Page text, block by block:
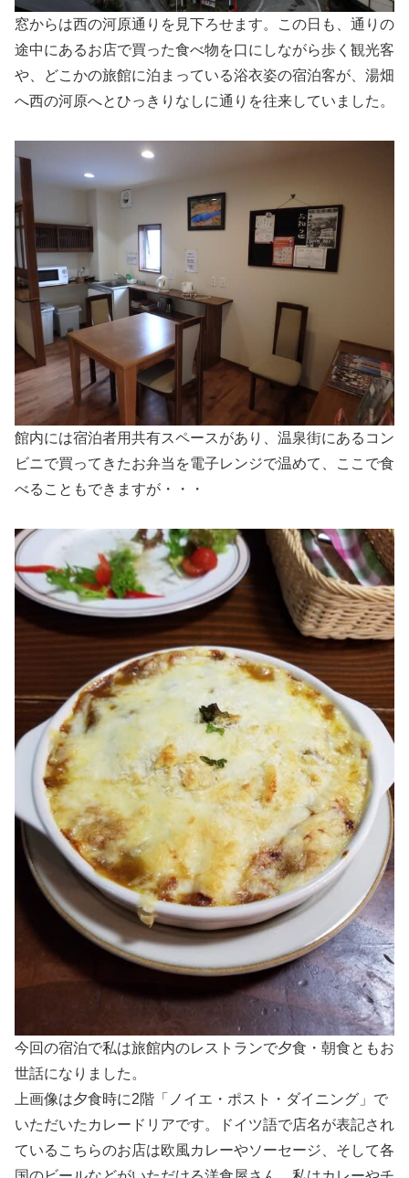
窓からは西の河原通りを見下ろせます。この日も、通りの
途中にあるお店で買った食べ物を口にしながら歩く観光客
や、どこかの旅館に泊まっている浴衣姿の宿泊客が、湯畑
へ西の河原へとひっきりなしに通りを往来していました。
館内には宿泊者用共有スペースがあり、温泉街にあるコン
ビニで買ってきたお弁当を電子レンジで温めて、ここで食
べることもできますが・・・
今回の宿泊で私は旅館内のレストランで夕食・朝食ともお
世話になりました。
上画像は夕食時に2階「ノイエ・ポスト・ダイニング」で
いただいたカレードリアです。ドイツ語で店名が表記され
ているこちらのお店は欧風カレーやソーセージ、そして各